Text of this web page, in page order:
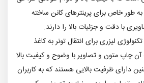
طور خاص برای پرینترهای کانن ساخته
با دقت و جزئیات بالا را دارند.
کانن 8340 از تکنولوژی لیزری برای انتقال تونر به کاغذ
آن چاپ متون و تصاویر با وضوح و کیفیت بالا
دارای ظرفیت بالایی هستند که به کاربران